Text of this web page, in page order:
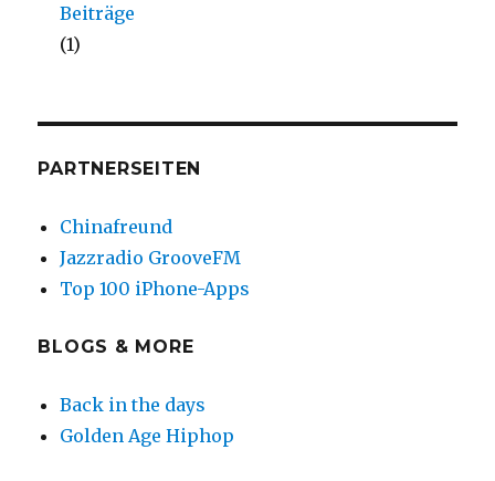
(1)
PARTNERSEITEN
Chinafreund
Jazzradio GrooveFM
Top 100 iPhone-Apps
BLOGS & MORE
Back in the days
Golden Age Hiphop